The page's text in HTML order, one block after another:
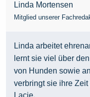
Linda Mortensen
Mitglied unserer
Linda arbeitet
lernt sie viel über
von Hunden sowie
verbringt sie ihre